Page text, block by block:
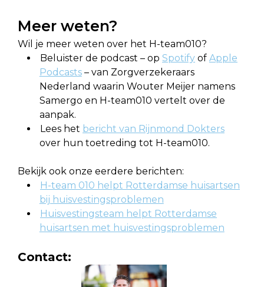
Meer weten?
Wil je meer weten over het H-team010?
Beluister de podcast – op Spotify of Apple
Podcasts– van Zorgverzekeraars
Nederland waarin Wouter Meijer namens
Samergo en H-team010 vertelt over de
aanpak.
Lees het bericht van Rijnmond Dokters
over hun toetreding tot H-team010.
Bekijk ook onze eerdere berichten:
H-team 010 helpt Rotterdamse huisartsen
bij huisvestingsproblemen
Huisvestingsteam helpt Rotterdamse
huisartsen met huisvestingsproblemen
Contact: